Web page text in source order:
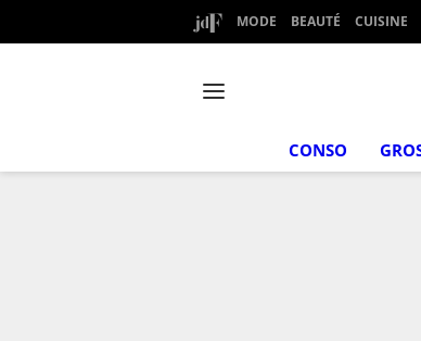
MODE BEAUTÉ CUISINE
CONSO